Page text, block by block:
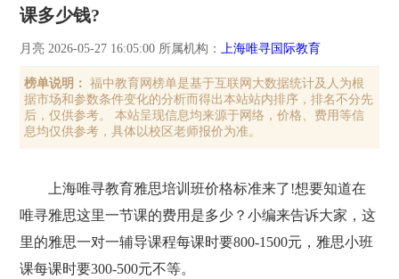
课多少钱?
月亮 2026-05-27 16:05:00 所属机构：上海唯寻国际教育
榜单说明：
福中教育网榜单是基于互联网大数据统计及人为根
据市场和参数条件变化的分析而得出本站站内排序，排名不分先
后，仅供参考。 本站呈现信息均来源于网络，价格、费用等信
息均仅供参考，具体以校区老师报价为准。
上海唯寻教育雅思培训班价格标准来了!想要知道在
唯寻雅思这里一节课的费用是多少？小编来告诉大家，这
里的雅思一对一辅导课程每课时要800-1500元，雅思小班
课每课时要300-500元不等。